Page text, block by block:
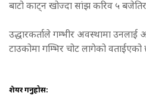
बाटो काट्न खोज्दा सांझ करिव ५
उद्धारकर्ताले गम्भीर अवस्थामा उनलाई
टाउकोमा गम्भिर चोट लागेको वताईएको
शेयर गर्नुहोस: